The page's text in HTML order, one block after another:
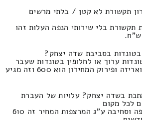
תקשורת לא קטן / בלתי מרשים
תקשורת בלי שירותי הנפה העלות זהו
בסביבת שדה יצחק?
ערוך או לחלופין בטונדות שעבר
החלקה, בסיפוח טעינה ואריזה ופירוק המחירון הוא 600 וזה מגיע
בשדה יצחק? עלויות של העברת
לכל מקום
בתמזוגת של שירותי הנפה וסחיבה ע"ג המרצפות המחיר זה 610